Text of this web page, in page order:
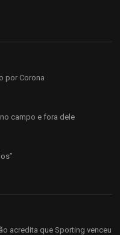
por Corona
campo e fora dele
acredita que Sporting venceu